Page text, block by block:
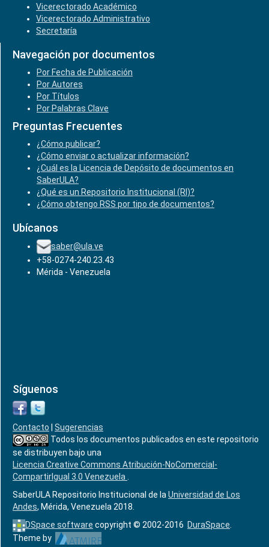
Vicerectorado Académico
Vicerectorado Administrativo
Secretaría
Navegación por documentos
Por Fecha de Publicación
Por Autores
Por Títulos
Por Palabras Clave
Preguntas Frecuentes
¿Cómo publicar?
¿Cómo enviar o actualizar información?
¿Cuál es la Licencia de Depósito de documentos en
SaberULA?
¿Qué es un Repositorio Institucional (RI)?
¿Cómo obtengo RSS por tipo de documentos?
Ubícanos
saber@ula.ve
+58-0274-240.23.43
Mérida - Venezuela
Síguenos
Contacto
Sugerencias
Todos los documentos publicados en este repositorio
se distribuyen bajo una
Licencia Creative Commons Atribución-NoComercial-
CompartirIgual 3.0 Venezuela
SaberULA Repositorio Institucional de la Universidad de Los
Andes, Mérida, Venezuela 2018.
DSpace software copyright © 2002-2016 DuraSpace
Theme by